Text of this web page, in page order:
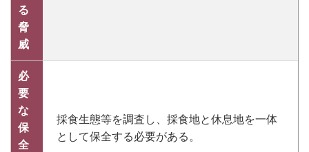
る
脅
威
必
要
な
保
全
採食生態等を調査し、採食地と休息地を一体
として保全する必要がある。